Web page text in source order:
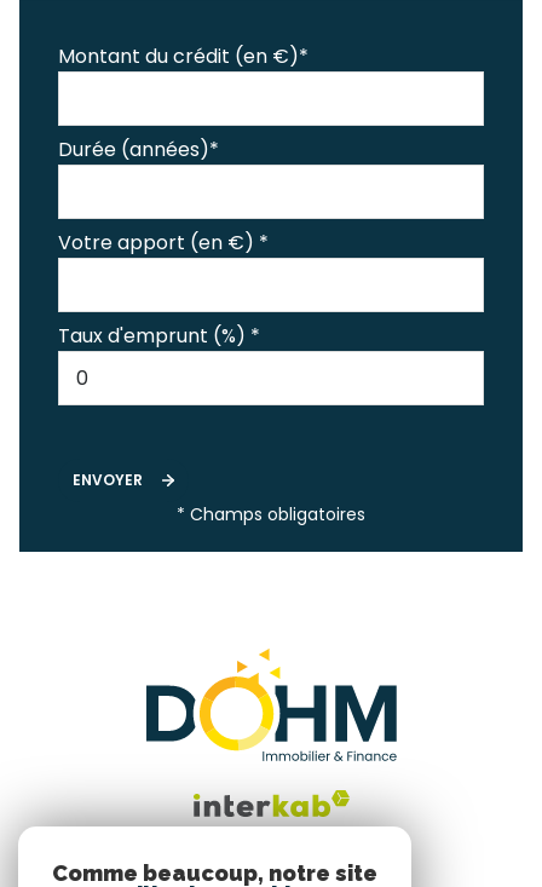
Montant du crédit (en €)*
Durée (années)*
Votre apport (en €) *
Taux d'emprunt (%) *
ENVOYER
* Champs obligatoires
Comme beaucoup, notre site